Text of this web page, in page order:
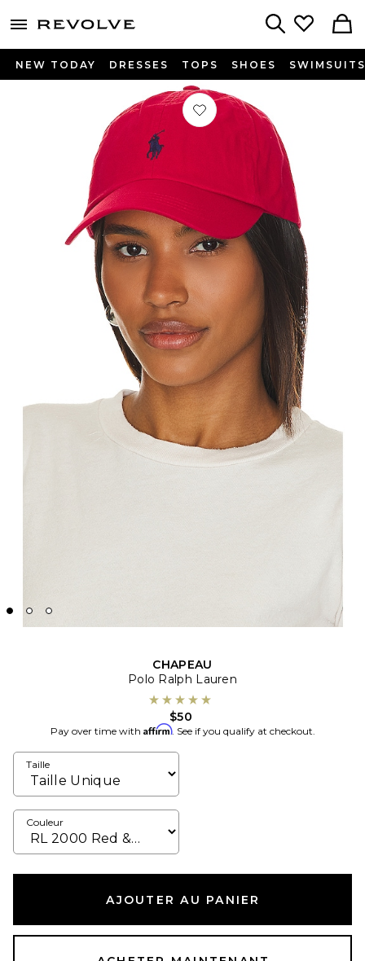
menu - shows more content
NEW TODAY DRESSES TOPS SHOES SWIMSUITS
Préféré CHAPEAU
CHAPEAU
Polo Ralph Lauren
$50
Pay over time with Affirm. See if you qualify at checkout.
Taille
Couleur
AJOUTER AU PANIER